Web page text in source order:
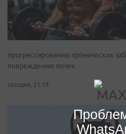
прогрессированию хронических
повреждению почек
сегодня, 21:19